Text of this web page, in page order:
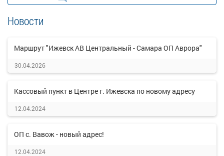
Новости
Маршрут "Ижевск АВ Центральный - Самара ОП Аврора"
30.04.2026
Кассовый пункт в Центре г. Ижевска по новому адресу
12.04.2024
ОП с. Вавож - новый адрес!
12.04.2024